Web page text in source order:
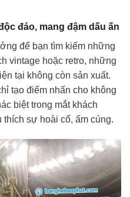
đáo, mang đậm dấu ấn
để bạn tìm kiếm những
vintage hoặc retro, những
tại không còn sản xuất.
tạo điểm nhấn cho không
biệt trong mắt khách
sự hoài cổ, ấm cúng.